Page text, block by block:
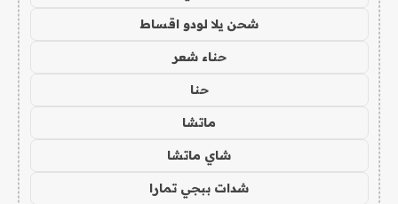
شحن يلا لودو اقساط
حناء شعر
حنا
ماتشا
شاي ماتشا
شدات ببجي تمارا